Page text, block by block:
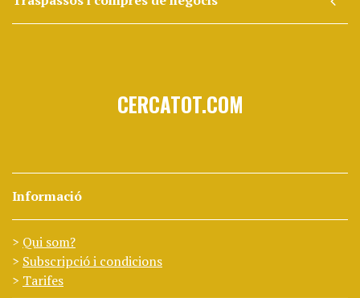
CERCATOT.COM
Informació
Qui som?
Subscripció i condicions
Tarifes